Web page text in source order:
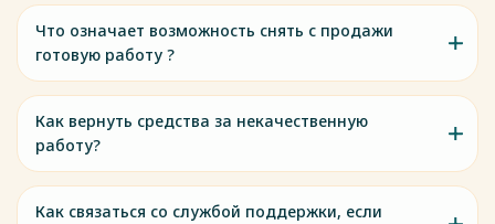
Что означает возможность снять с продажи
готовую работу ?
Как вернуть средства за некачественную
работу?
Как связаться со службой поддержки, если